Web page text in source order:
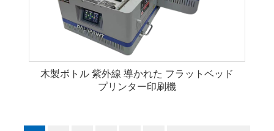
木製ボトル 紫外線 導かれた フラットベッド
プリンター印刷機